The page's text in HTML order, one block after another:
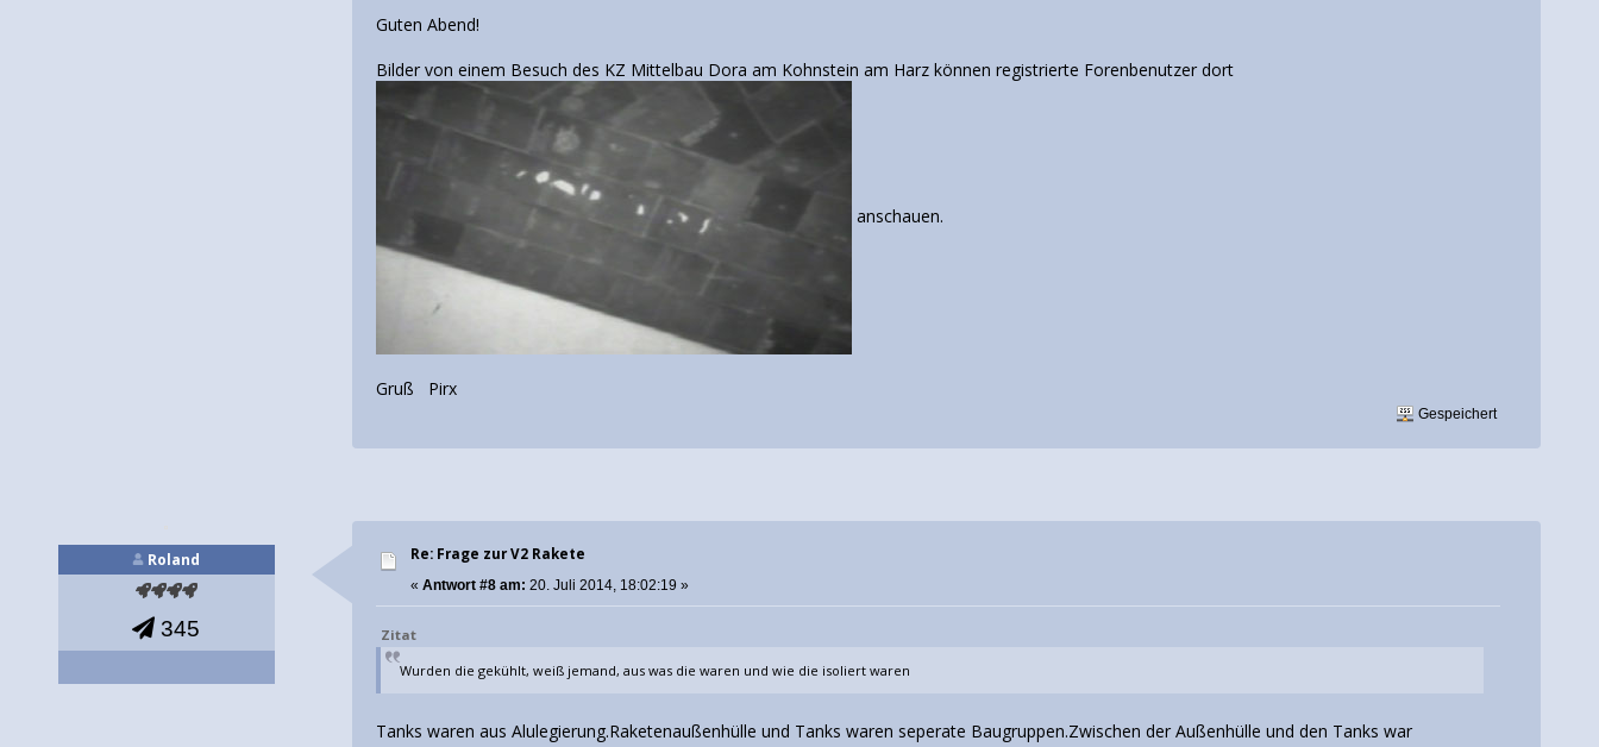
Guten Abend!
Bilder von einem Besuch des KZ Mittelbau Dora am Kohnstein am Harz können registrierte Forenbenutzer dort
anschauen.
Gruß Pirx
Gespeichert
Roland
345
Re: Frage zur V2 Rakete
«Antwort #8 am: 20. Juli 2014, 18:02:19 »
Zitat
Wurden die gekühlt, weiß jemand, aus was die waren und wie die isoliert waren
Tanks waren aus Alulegierung.Raketenaußenhülle und Tanks waren seperate Baugruppen.Zwischen der Außenhülle und den Tanks war